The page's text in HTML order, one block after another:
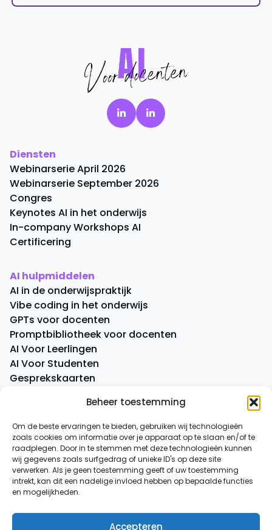
Beheer toestemming
Om de beste ervaringen te bieden, gebruiken wij technologieën
zoals cookies om informatie over je apparaat op te slaan en/of te
raadplegen. Door in te stemmen met deze technologieën kunnen
wij gegevens zoals surfgedrag of unieke ID's op deze site
verwerken. Als je geen toestemming geeft of uw toestemming
intrekt, kan dit een nadelige invloed hebben op bepaalde functies
en mogelijkheden.
Accepteren
Diensten
Webinarserie April 2026
Webinarserie September 2026
Congres
Keynotes AI in het onderwijs
In-company Workshops AI
Certificering
AI hulpmiddelen
AI in de onderwijspraktijk
Vibe coding in het onderwijs
GPTs voor docenten
Promptbibliotheek voor docenten
AI Voor Leerlingen
AI Voor Studenten
Gesprekskaarten
Overige
AI-spiekbriefje
AI-tussenuurtje
Over ons
Contact